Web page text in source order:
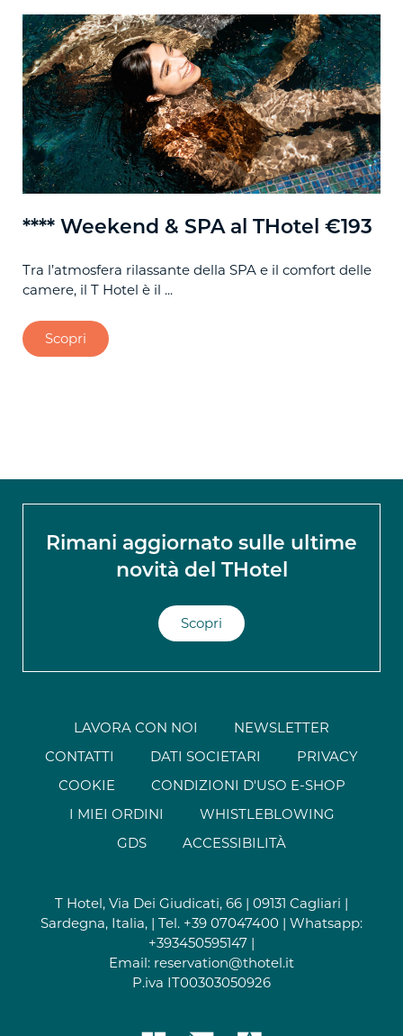
**** Weekend & SPA al THotel €193
Tra l’atmosfera rilassante della SPA e il comfort delle
camere, il T Hotel è il ...
Scopri
Rimani aggiornato sulle ultime
novità del THotel
Scopri
LAVORA CON NOI
NEWSLETTER
CONTATTI
DATI SOCIETARI
PRIVACY
COOKIE
CONDIZIONI D'USO E-SHOP
I MIEI ORDINI
WHISTLEBLOWING
GDS
ACCESSIBILITÀ
T Hotel, Via Dei Giudicati, 66 | 09131 Cagliari |
Sardegna, Italia, | Tel. +39 07047400 | Whatsapp:
+393450595147 |
Email: reservation@thotel.it
P.iva IT00303050926